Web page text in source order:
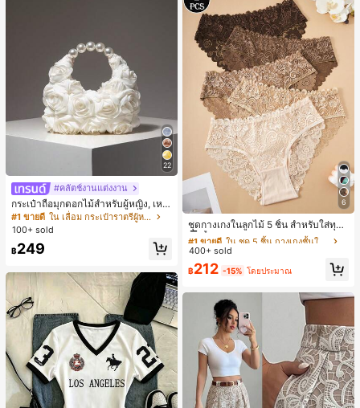
22
#คลัตช์งานแต่งงาน
กระเป๋าถือมุกดอกไม้สำหรับผู้หญิง, เหม
าะสำหรับชุดราตรี, ชุดบอล, เครื่องประ
ดับงานแต่งงาน, กระเป๋าสตางค์สุภาพส
สุ่ม)
#1 ขายดี
ใน เลื่อม กระเป๋าราตรีผู้หญิง
100+ sold
฿249
6
ชุดกางเกงในลูกไม้ 5 ชิ้น สำหรับใส่ทุกวั
น
#1 ขายดี
ลูกค้ากลับมาซื้อซ้ำ!
#1 ขายดี
ลูกค้ากลับมาซื้อซ้ำ!
#1 ขายดี
ลูกค้ากลับมาซื้อซ้ำ!
#1 ขายดี
400+ sold
฿212 -15% โดยประมาณ